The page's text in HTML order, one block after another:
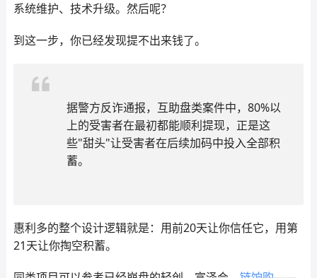
系统维护、技术升级。然后呢？
到这一步，你已经发现提不出来钱了。
据警方反诈通报，互助盘类案件中，80%以
上的受害者在最初都能顺利提现，正是这
些"甜头"让受害者在后续加码中投入全部积
蓄。
惠利多的整个设计逻辑就是：用前20天让你信任它，用第
21天让你掏空积蓄。